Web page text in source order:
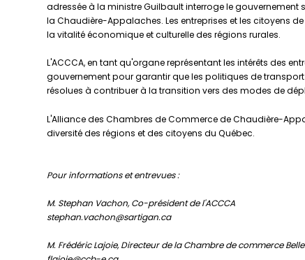
adressée à la ministre Guilbault interroge le
la Chaudière-Appalaches. Les entreprises et les citoyens
la vitalité économique et culturelle des régions rurales.
L'ACCCA, en tant qu'organe représentant les intérêts des
gouvernement pour garantir que les politiques de
résolues à contribuer à la transition vers des modes de
L'Alliance des Chambres de Commerce de Chaudière-
diversité des régions et des citoyens du Québec.
Pour informations et entrevues :
M. Stephan Vachon, Co-président de l'ACCCA
stephan.vachon@sartigan.ca
M. Frédéric Lajoie, Directeur de la Chambre de commerce